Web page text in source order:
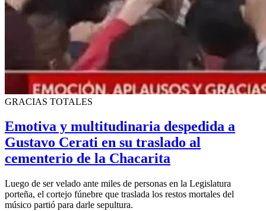
GRACIAS TOTALES
Emotiva y multitudinaria despedida a
Gustavo Cerati en su traslado al
cementerio de la Chacarita
Luego de ser velado ante miles de personas en la Legislatura
porteña, el cortejo fúnebre que traslada los restos mortales del
músico partió para darle sepultura.